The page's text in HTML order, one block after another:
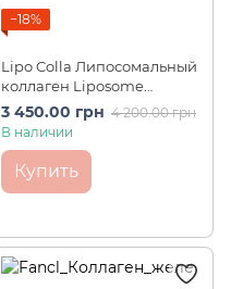
−18%
Lipo Colla Липосомальный
коллаген Liposome
Collagen 30 стиков на 30
дней
3 450.00 грн 4 200.00 грн
В наличии
Купить